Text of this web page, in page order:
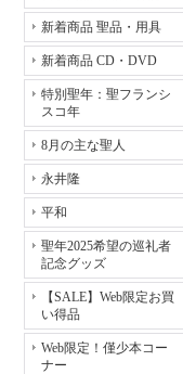
新着商品 聖品・用具
新着商品 CD・DVD
特別聖年：聖フランシ
スコ年
8月の主な聖人
永井隆
平和
聖年2025希望の巡礼者
記念グッズ
【SALE】Web限定お買
い得品
Web限定！僅少本コー
ナー